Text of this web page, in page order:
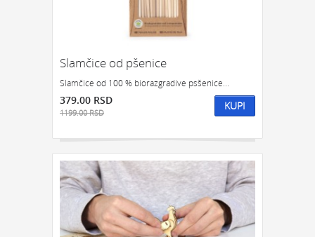
Slamčice od pšenice
Slamčice od 100 % biorazgradive psšenice...
379.00 RSD
1199.00 RSD
KUPI